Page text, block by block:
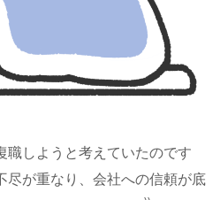
職しようと考えていたのです
尽が重なり、会社への信頼が底